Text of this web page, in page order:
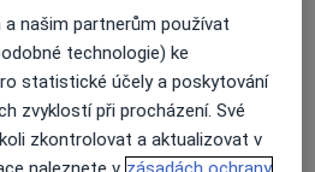
a cenách nejsou k dispozici
nepřidával žádné informace o
službách.
našim partnerům používat
technologie) ke
statistické účely a poskytování
zvyklostí při procházení. Své
zkontrolovat a aktualizovat v